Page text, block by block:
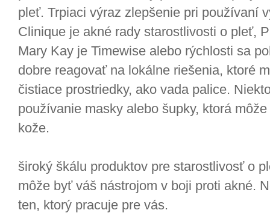
pleť. Trpiaci výraz zlepšenie pri používaní
Clinique je akné rady starostlivosti o pleť,
Mary Kay je Timewise alebo rýchlosti sa
dobre reagovať na lokálne riešenia, ktoré
čistiace prostriedky, ako vada palice.
používanie masky alebo šupky, ktorá
kože.
široký škálu produktov pre starostlivosť o
môže byť váš nástrojom v boji proti akné.
ten, ktorý pracuje pre vás.